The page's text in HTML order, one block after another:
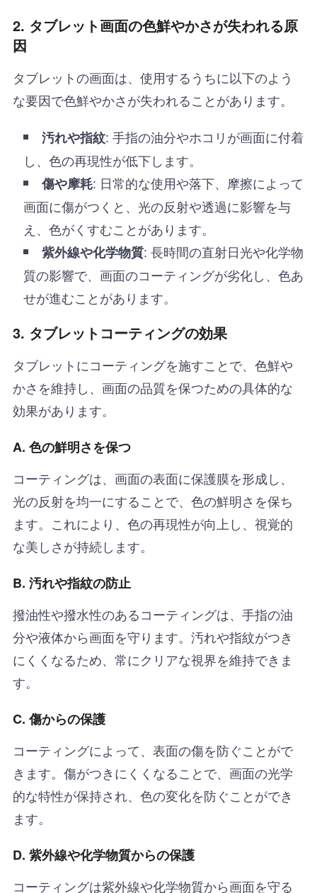
2. タブレット画面の色鮮やかさが失われる原
因
タブレットの画面は、使用するうちに以下のよう
な要因で色鮮やかさが失われることがあります。
汚れや指紋: 手指の油分やホコリが画面に付着
し、色の再現性が低下します。
傷や摩耗: 日常的な使用や落下、摩擦によって
画面に傷がつくと、光の反射や透過に影響を与
え、色がくすむことがあります。
紫外線や化学物質: 長時間の直射日光や化学物
質の影響で、画面のコーティングが劣化し、色あ
せが進むことがあります。
3. タブレットコーティングの効果
タブレットにコーティングを施すことで、色鮮や
かさを維持し、画面の品質を保つための具体的な
効果があります。
A. 色の鮮明さを保つ
コーティングは、画面の表面に保護膜を形成し、
光の反射を均一にすることで、色の鮮明さを保ち
ます。これにより、色の再現性が向上し、視覚的
な美しさが持続します。
B. 汚れや指紋の防止
撥油性や撥水性のあるコーティングは、手指の油
分や液体から画面を守ります。汚れや指紋がつき
にくくなるため、常にクリアな視界を維持できま
す。
C. 傷からの保護
コーティングによって、表面の傷を防ぐことがで
きます。傷がつきにくくなることで、画面の光学
的な特性が保持され、色の変化を防ぐことができ
ます。
D. 紫外線や化学物質からの保護
コーティングは紫外線や化学物質から画面を守る